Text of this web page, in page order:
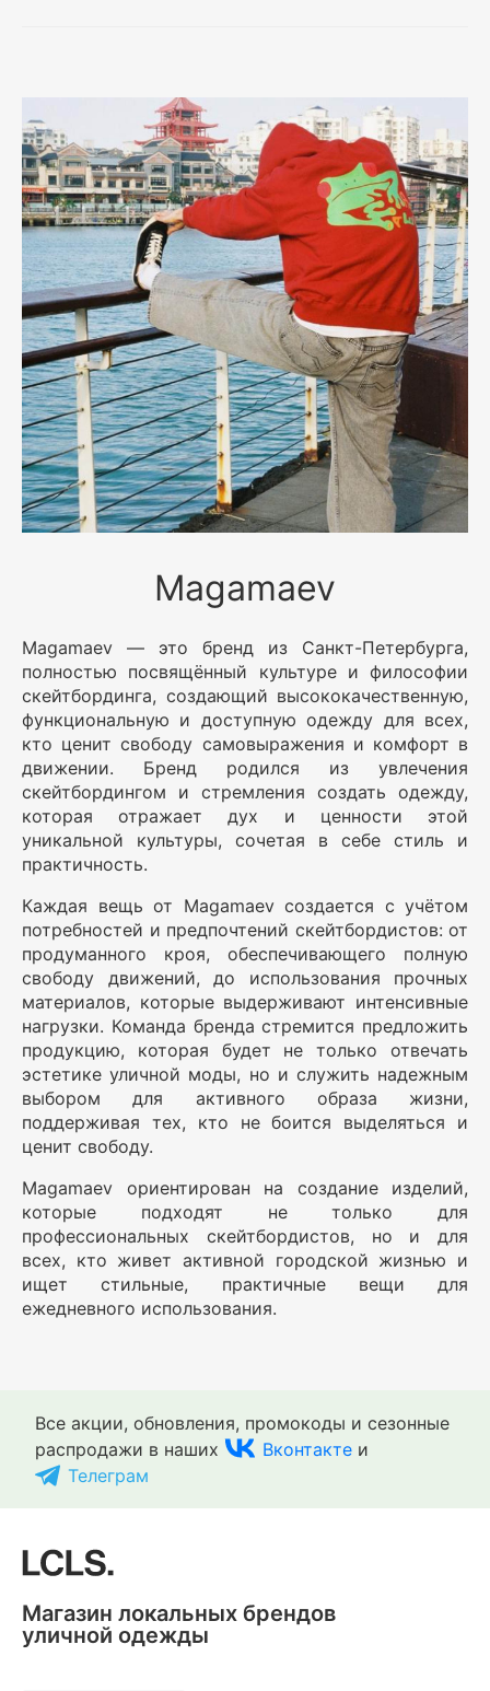
Magamaev
Magamaev — это бренд из Санкт-Петербурга,
полностью посвящённый культуре и философии
скейтбординга, создающий высококачественную,
функциональную и доступную одежду для всех,
кто ценит свободу самовыражения и комфорт в
движении. Бренд родился из увлечения
скейтбордингом и стремления создать одежду,
которая отражает дух и ценности этой
уникальной культуры, сочетая в себе стиль и
практичность.
Каждая вещь от Magamaev создается с учётом
потребностей и предпочтений скейтбордистов: от
продуманного кроя, обеспечивающего полную
свободу движений, до использования прочных
материалов, которые выдерживают интенсивные
нагрузки. Команда бренда стремится предложить
продукцию, которая будет не только отвечать
эстетике уличной моды, но и служить надежным
выбором для активного образа жизни,
поддерживая тех, кто не боится выделяться и
ценит свободу.
Magamaev ориентирован на создание изделий,
которые подходят не только для
профессиональных скейтбордистов, но и для
всех, кто живет активной городской жизнью и
ищет стильные, практичные вещи для
ежедневного использования.
Все акции, обновления, промокоды и сезонные
распродажи в наших
Вконтакте и
Телеграм
Магазин локальных брендов
уличной одежды